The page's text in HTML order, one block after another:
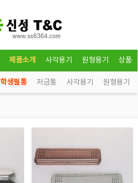
제품소개 사각용기 원형용기 상품
학생필통 저금통 사각용기 원형용기